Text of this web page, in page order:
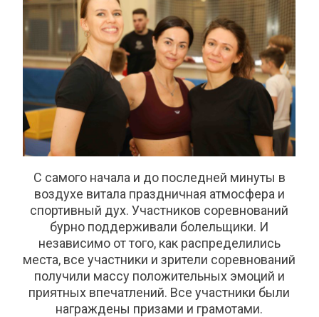
С самого начала и до последней минуты в
воздухе витала праздничная атмосфера и
спортивный дух. Участников соревнований
бурно поддерживали болельщики. И
независимо от того, как распределились
места, все участники и зрители соревнований
получили массу положительных эмоций и
приятных впечатлений. Все участники были
награждены призами и грамотами.